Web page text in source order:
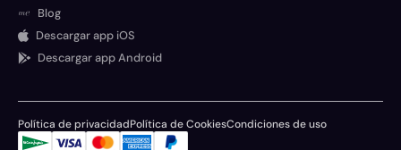
Blog
Descargar app iOS
Descargar app Android
Política de privacidadPolítica de CookiesCondiciones de uso